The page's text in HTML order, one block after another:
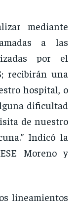
mediante
a las
por el
recibirán una
hospital, o
dificultad
de nuestro
Indicó la
Moreno y
lineamientos